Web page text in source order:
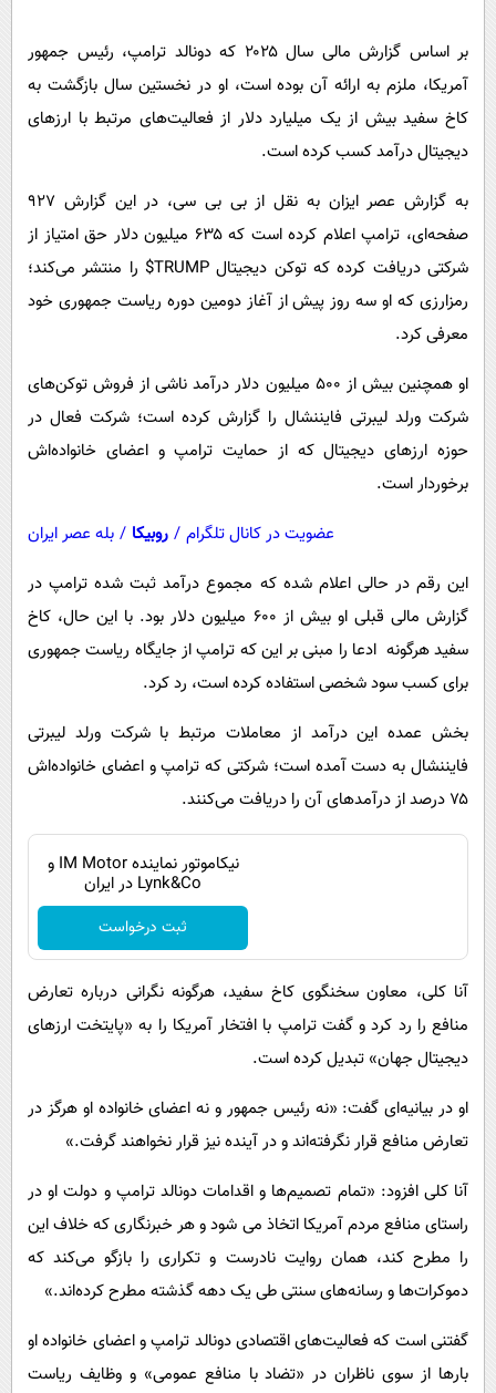
فناوری
گوناگون
حوادث
سلامت
بین الملل
حیات وحش
سیاست خارجی
روانشناسی
آشپزی
دانلود
بر اساس گزارش مالی سال ۲۰۲۵ که دونالد ترامپ، رئیس جمهور
آمریکا، ملزم به ارائه آن بوده است، او در نخستین سال بازگشت به
کاخ سفید بیش از یک میلیارد دلار از فعالیت‌های مرتبط با ارزهای
دیجیتال درآمد کسب کرده است.
به گزارش عصر ایزان به نقل از بی بی سی، در این گزارش ۹۲۷
صفحه‌ای، ترامپ اعلام کرده است که ۶۳۵ میلیون دلار حق امتیاز از
شرکتی دریافت کرده که توکن دیجیتال TRUMP$ را منتشر می‌کند؛
رمزارزی که او سه روز پیش از آغاز دومین دوره ریاست جمهوری خود
معرفی کرد.
او همچنین بیش از ۵۰۰ میلیون دلار درآمد ناشی از فروش توکن‌های
شرکت ورلد لیبرتی فایننشال را گزارش کرده است؛ شرکت فعال در
حوزه ارزهای دیجیتال که از حمایت ترامپ و اعضای خانواده‌اش
برخوردار است.
عضویت در کانال تلگرام / روبیکا / بله عصر ایران
این رقم در حالی اعلام شده که مجموع درآمد ثبت شده ترامپ در
گزارش مالی قبلی او بیش از ۶۰۰ میلیون دلار بود. با این حال، کاخ
سفید هرگونه ادعا را مبنی بر این که ترامپ از جایگاه ریاست جمهوری
برای کسب سود شخصی استفاده کرده است، رد کرد.
بخش عمده این درآمد از معاملات مرتبط با شرکت ورلد لیبرتی
فایننشال به دست آمده است؛ شرکتی که ترامپ و اعضای خانواده‌اش
۷۵ درصد از درآمدهای آن را دریافت می‌کنند.
نیکاموتور نماینده IM Motor و
Lynk&Co در ایران
ثبت درخواست
آنا کلی، معاون سخنگوی کاخ سفید، هرگونه نگرانی درباره تعارض
منافع را رد کرد و گفت ترامپ با افتخار آمریکا را به «پایتخت ارزهای
دیجیتال جهان» تبدیل کرده است.
او در بیانیه‌ای گفت: «نه رئیس جمهور و نه اعضای خانواده او هرگز در
تعارض منافع قرار نگرفته‌اند و در آینده نیز قرار نخواهند گرفت.»
آنا کلی افزود: «تمام تصمیم‌ها و اقدامات دونالد ترامپ و دولت او در
راستای منافع مردم آمریکا اتخاذ می شود و هر خبرنگاری که خلاف این
را مطرح کند، همان روایت نادرست و تکراری را بازگو می‌کند که
دموکرات‌ها و رسانه‌های سنتی طی یک دهه گذشته مطرح کرده‌اند.»
گفتنی است که فعالیت‌های اقتصادی دونالد ترامپ و اعضای خانواده او
بارها از سوی ناظران در «تضاد با منافع عمومی» و وظایف ریاست